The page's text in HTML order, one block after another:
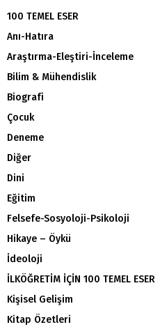
100 TEMEL ESER
Anı-Hatıra
Araştırma-Eleştiri-İnceleme
Bilim & Mühendislik
Biografi
Çocuk
Deneme
Diğer
Dini
Eğitim
Felsefe-Sosyoloji-Psikoloji
Hikaye – Öykü
İdeoloji
İLKÖĞRETİM İÇİN 100 TEMEL ESER
Kişisel Gelişim
Kitap Özetleri